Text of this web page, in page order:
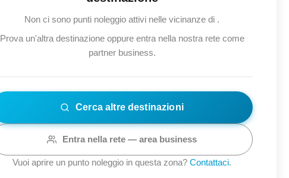
Non ci sono punti noleggio attivi nelle vicinanze di .
Prova un'altra destinazione oppure entra nella nostra rete come
partner business.
Cerca altre destinazioni
Entra nella rete — area business
Vuoi aprire un punto noleggio in questa zona? Contattaci.